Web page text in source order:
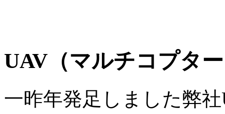
UAV（マルチコプタ
一昨年発足しました弊